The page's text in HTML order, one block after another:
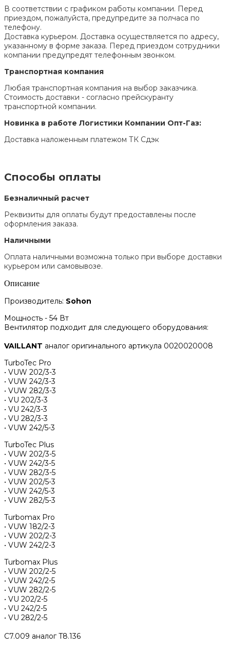
В соответствии с графиком работы компании. Перед
приездом, пожалуйста, предупредите за полчаса по
телефону.
Доставка курьером. Доставка осуществляется по адресу,
указанному в форме заказа. Перед приездом сотрудники
компании предупредят телефонным звонком.
Транспортная компания
Любая транспортная компания на выбор заказчика.
Стоимость доставки - согласно прейскуранту
транспортной компании.
Новинка в работе Логистики Компании Опт-Газ:
Доставка наложенным платежом ТК Сдэк
Способы оплаты
Безналичный расчет
Реквизиты для оплаты будут предоставлены после
оформления заказа.
Наличными
Оплата наличными возможна только при выборе доставки
курьером или самовывозе.
Описание
Производитель: Sohon
Мощность - 54 Вт
Вентилятор подходит для следующего оборудования:
VAILLANT аналог оригинального артикула 0020020008
TurboTec Pro
• VUW 202/3-3
• VUW 242/3-3
• VUW 282/3-3
• VU 202/3-3
• VU 242/3-3
• VU 282/3-3
• VUW 242/5-3
TurboTec Plus
• VUW 202/3-5
• VUW 242/3-5
• VUW 282/3-5
• VUW 202/5-3
• VUW 242/5-3
• VUW 282/5-3
Turbomax Pro
• VUW 182/2-3
• VUW 202/2-3
• VUW 242/2-3
Turbomax Plus
• VUW 202/2-5
• VUW 242/2-5
• VUW 282/2-5
• VU 202/2-5
• VU 242/2-5
• VU 282/2-5
C7.009 аналог T8.136